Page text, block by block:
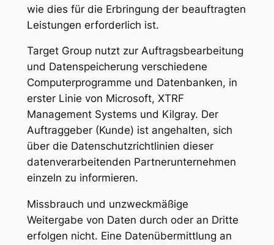
wie dies für die Erbringung der beauftragten
Leistungen erforderlich ist.
Target Group nutzt zur Auftragsbearbeitung
und Datenspeicherung verschiedene
Computerprogramme und Datenbanken, in
erster Linie von Microsoft, XTRF
Management Systems und Kilgray. Der
Auftraggeber (Kunde) ist angehalten, sich
über die Datenschutzrichtlinien dieser
datenverarbeitenden Partnerunternehmen
einzeln zu informieren.
Missbrauch und unzweckmäßige
Weitergabe von Daten durch oder an Dritte
erfolgen nicht. Eine Datenübermittlung an